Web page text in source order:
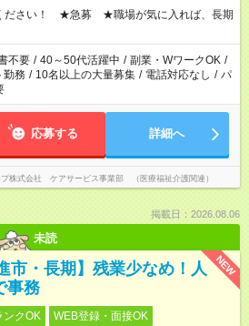
、週20時間以上勤務は社会保険への加入対象
派遣法（日雇い派遣の原則禁止）により、
就業はご案内が難しい場合があります
ださい！ ★急募 ★職場が気に入れば、長期
不要 / 40～50代活躍中 / 副業・WワークOK /
勤務 / 10名以上の大量募集 / 電話対応なし / パ
応募する 詳細へ
プ株式会社 ケアサービス事業部 （医療福祉介護関連）
掲載日：2026.08.06
未読
NEW
市・長期】残業少なめ！人
事務
ンクOK WEB登録・面接OK